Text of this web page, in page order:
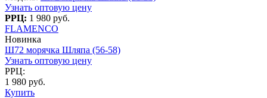
Узнать оптовую цену
РРЦ: 1 980 руб.
FLAMENCO
Новинка
Ш72 морячка Шляпа (56-58)
Узнать оптовую цену
РРЦ:
1 980 руб.
Купить